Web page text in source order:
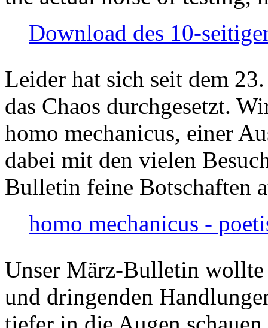
Download des 10-
Leider hat sich seit dem
das Chaos durchgesetzt.
homo mechanicus, einer
dabei mit den vielen
Bulletin feine Botschaften
homo mechanicus -
Unser März-Bulletin
und dringenden